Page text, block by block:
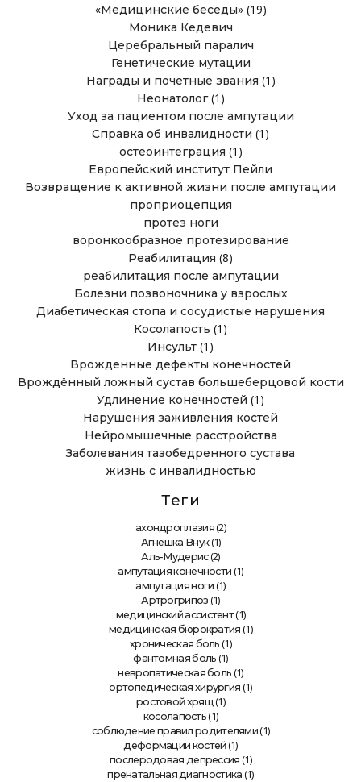
«Медицинские беседы»(19)
Моника Кедевич
Церебральный паралич
Генетические мутации
Награды и почетные звания (1)
Неонатолог(1)
Уход за пациентом после ампутации
Справка об инвалидности (1)
остеоинтеграция (1)
Европейский институт Пейли
Возвращение к активной жизни после ампутации
проприоцепция
протез ноги
воронкообразное протезирование
Реабилитация (8)
реабилитация после ампутации
Болезни позвоночника у взрослых
Диабетическая стопа и сосудистые нарушения
Косолапость (1)
Инсульт (1)
Врожденные дефекты конечностей
Врождённый ложный сустав большеберцовой кости
Удлинение конечностей (1)
Нарушения заживления костей
Нейромышечные расстройства
Заболевания тазобедренного сустава
жизнь с инвалидностью
Теги
ахондроплазия(2)
Агнешка Внук(1)
Аль-Мудерис(2)
ампутация конечности (1)
ампутация ноги (1)
Артрогрипоз (1)
медицинский ассистент(1)
медицинская бюрократия (1)
хроническая боль (1)
фантомная боль (1)
невропатическая боль (1)
ортопедическая хирургия (1)
ростовой хрящ(1)
косолапость (1)
соблюдение правил родителями (1)
деформации костей (1)
послеродовая депрессия (1)
пренатальная диагностика (1)